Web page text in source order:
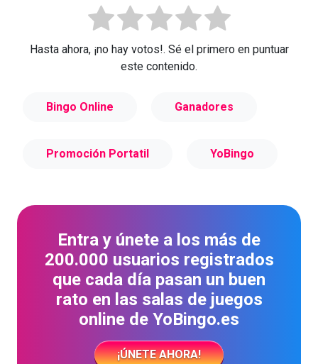
Hasta ahora, ¡no hay votos!. Sé el primero en puntuar
este contenido.
Bingo Online Ganadores
Promoción Portatil YoBingo
Entra y únete a los más de
200.000 usuarios registrados
que cada día pasan un buen
rato en las salas de juegos
online de YoBingo.es
¡ÚNETE AHORA!